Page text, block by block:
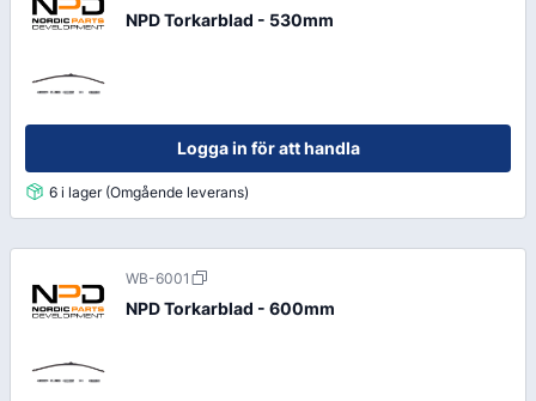
NPD Torkarblad - 530mm
Logga in för att handla
6 i lager (Omgående leverans)
WB-6001
NPD Torkarblad - 600mm